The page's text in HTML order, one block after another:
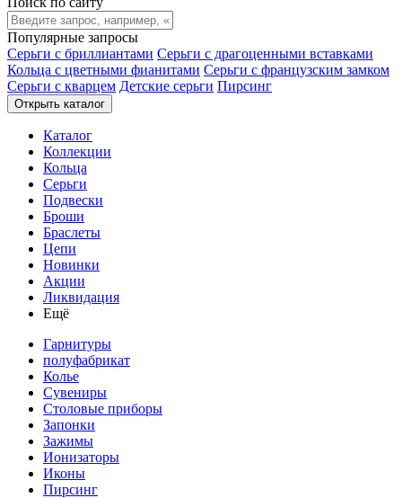
Популярные запросы
Серьги с бриллиантами Серьги с драгоценными вставками
Кольца с цветными фианитами Серьги с французским замком
Серьги с кварцем Детские серьги Пирсинг
Открыть каталог
Каталог
Коллекции
Кольца
Серьги
Подвески
Броши
Браслеты
Цепи
Новинки
Акции
Ликвидация
Ещё
Гарнитуры
полуфабрикат
Колье
Сувениры
Столовые приборы
Запонки
Зажимы
Ионизаторы
Иконы
Пирсинг